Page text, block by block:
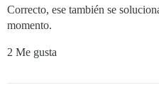
Correcto, ese también se
momento.
2 Me gusta